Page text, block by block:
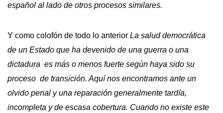
español al lado de otros procesos similares.
Y como colofón de todo lo anterior La salud democrática
de un Estado que ha devenido de una guerra o una
dictadura es más o menos fuerte según haya sido su
proceso de transición. Aquí nos encontramos ante un
olvido penal y una reparación generalmente tardía,
incompleta y de escasa cobertura. Cuando no existe este